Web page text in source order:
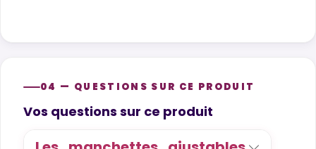
04 — QUESTIONS SUR CE PRODUIT
Product questions
Vos questions sur ce produit